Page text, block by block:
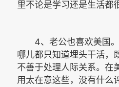
里不论是学习还是生活都
4、老公也喜欢美国
哪儿都只知道埋头干活，
不善于处理人际关系。在
用太在意这些，没有什么